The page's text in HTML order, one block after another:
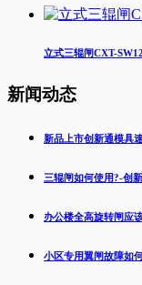
立式三辊闸CXT-
新闻动态
新品上市创新通模具
三辊闸如何使用?-创
办公楼全高旋转闸应
小区专用翼闸故障如